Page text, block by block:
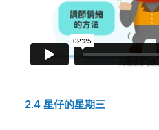
2.4 星仔的星期三